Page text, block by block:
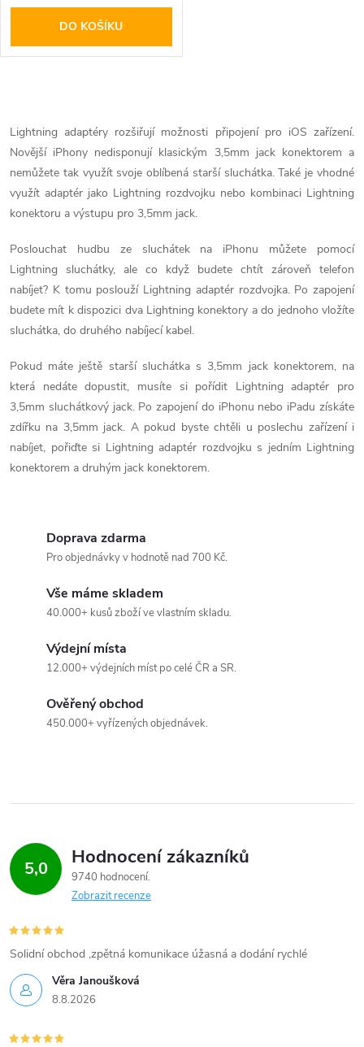
d
k
t
ů
o
d
k
t
ů
DO KOŠÍKU
v
l
á
a
c
í
p
r
v
k
Lightning adaptéry rozšiřují možnosti připojení pro iOS zařízení.
Novější iPhony nedisponují klasickým 3,5mm jack konektorem a
nemůžete tak využít svoje oblíbená starší sluchátka. Také je vhodné
využít adaptér jako Lightning rozdvojku nebo kombinaci Lightning
konektoru a výstupu pro 3,5mm jack.
Poslouchat hudbu ze sluchátek na iPhonu můžete pomocí
Lightning sluchátky, ale co když budete chtít zároveň telefon
nabíjet? K tomu poslouží Lightning adaptér rozdvojka. Po zapojení
budete mít k dispozici dva Lightning konektory a do jednoho vložíte
sluchátka, do druhého nabíjecí kabel.
Pokud máte ještě starší sluchátka s 3,5mm jack konektorem, na
která nedáte dopustit, musíte si pořídit Lightning adaptér pro
3,5mm sluchátkový jack. Po zapojení do iPhonu nebo iPadu získáte
zdířku na 3,5mm jack. A pokud byste chtěli u poslechu zařízení i
nabíjet, pořiďte si Lightning adaptér rozdvojku s jedním Lightning
konektorem a druhým jack konektorem.
Doprava zdarma
Pro objednávky v hodnotě nad 700 Kč.
Vše máme skladem
40.000+ kusů zboží ve vlastním skladu.
Výdejní místa
12.000+ výdejních míst po celé ČR a SR.
Ověřený obchod
450.000+ vyřízených objednávek.
5,0 Hodnocení zákazníků
9740 hodnocení
Zobrazit recenze
Věra Janoušková
8.8.2026
Solidní obchod ,zpětná komunikace úžasná a dodání rychlé